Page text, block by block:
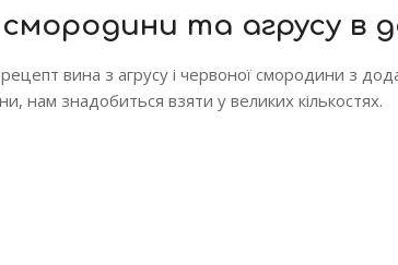
смородини та агрусу в
вина з агрусу і червоної смородини з
нам знадобиться взяти у великих кількостях.